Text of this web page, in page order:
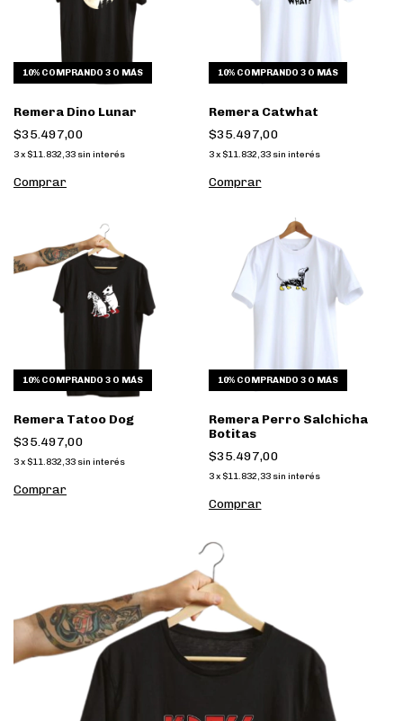
10% COMPRANDO 3 O MÁS
Remera Dino Lunar
$35.497,00
3x $11.832,33 sin interés
Comprar
10% COMPRANDO 3 O MÁS
Remera Catwhat
$35.497,00
3 x $11.832,33 sin interés
Comprar
10% COMPRANDO 3 O MÁS
Remera Tatoo Dog
$35.497,00
3x $11.832,33 sin interés
Comprar
10% COMPRANDO 3 O MÁS
Remera Perro Salchicha
Botitas
$35.497,00
3 x $11.832,33 sin interés
Comprar